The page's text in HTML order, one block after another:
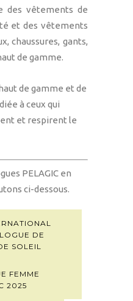
des vêtements de
et des vêtements
chaussures, gants,
de gamme.
de gamme et de
à ceux qui
et respirent le
PELAGIC en
ci-dessous.
DE
SOLEIL
FEMME
2025